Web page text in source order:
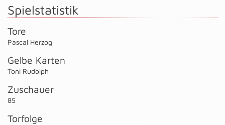
Spielstatistik
Tore
Pascal Herzog
Gelbe Karten
Toni Rudolph
Zuschauer
85
Torfolge